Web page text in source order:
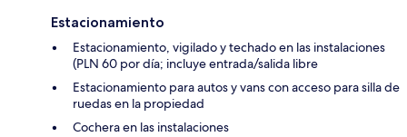
Estacionamiento
Estacionamiento, vigilado y techado en las instalaciones
(PLN 60 por día; incluye entrada/salida libre
Estacionamiento para autos y vans con acceso para silla de
ruedas en la propiedad
Cochera en las instalaciones